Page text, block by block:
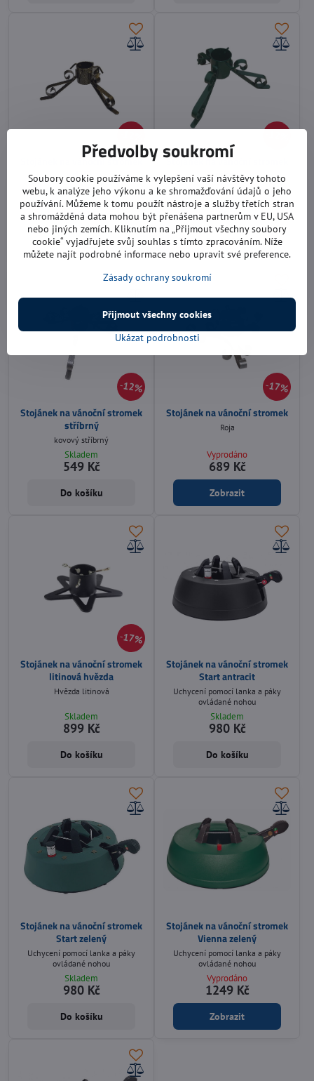
Stojánek na vánoční stromek
zlatý
kovový zlatý
Skladem
549 Kč
Do košíku
Stojánek na vánoční stromek
zelený
kovový zelený
Skladem
549 Kč
Do košíku
12%
Stojánek na vánoční stromek
stříbrný
kovový stříbrný
Skladem
549 Kč
Do košíku
17%
Stojánek na vánoční stromek
Roja
Vyprodáno
689 Kč
Zobrazit
17%
Stojánek na vánoční stromek
litinová hvězda
Hvězda litinová
Skladem
899 Kč
Do košíku
Stojánek na vánoční stromek
Start antracit
Uchycení pomocí lanka a páky
ovládané nohou
Skladem
980 Kč
Do košíku
Stojánek na vánoční stromek
Start zelený
Uchycení pomocí lanka a páky
ovládané nohou
Skladem
980 Kč
Do košíku
Stojánek na vánoční stromek
Vienna zelený
Uchycení pomocí lanka a páky
ovládané nohou
Vyprodáno
1249 Kč
Zobrazit
Předvolby soukromí
Soubory cookie používáme k vylepšení vaší návštěvy tohoto
webu, k analýze jeho výkonu a ke shromažďování údajů o jeho
používání. Můžeme k tomu použít nástroje a služby třetích stran
a shromážděná data mohou být přenášena partnerům v EU, USA
nebo jiných zemích. Kliknutím na „Přijmout všechny soubory
cookie“ vyjadřujete svůj souhlas s tímto zpracováním. Níže
můžete najít podrobné informace nebo upravit své preference.
Zásady ochrany soukromí
Ukázat podrobnosti
Přijmout všechny cookies